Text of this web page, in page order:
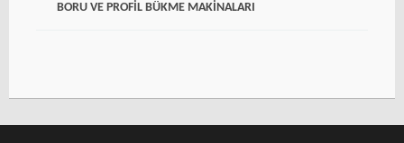
BORU VE PROFIL BÜKME MAKINALARI